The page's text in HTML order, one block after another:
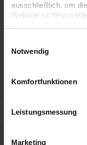
ausschließlich, um
Website
Ihre Einwilligung ist
Link „Cookie-
verwendeten
Daten finden Sie in
Notwendig
Komfortfunktionen
Leistungsmessung
Marketing
- Strichstärke 0,7 mm
- ideal zum Schreiben,
Hersteller